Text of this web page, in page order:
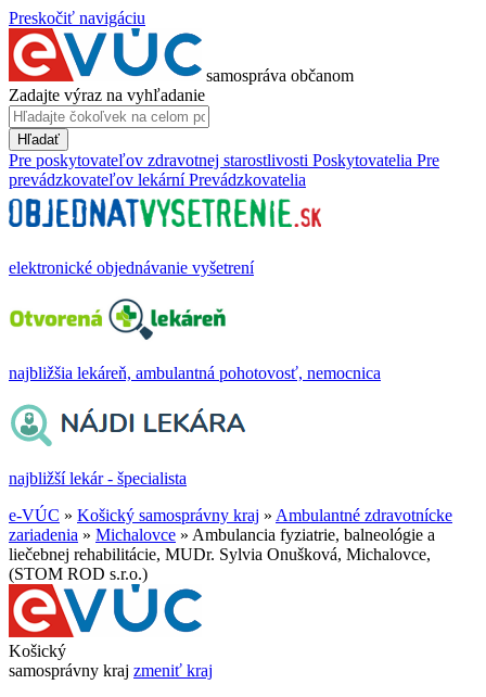
Preskočiť navigáciu
samospráva občanom
Zadajte výraz na vyhľadanie
Hľadať
Pre poskytovateľov zdravotnej starostlivosti Poskytovatelia Pre
prevádzkovateľov lekární Prevádzkovatelia
elektronické objednávanie vyšetrení
najbližšia lekáreň, ambulantná pohotovosť, nemocnica
najbližší lekár - špecialista
e-VÚC » Košický samosprávny kraj » Ambulantné zdravotnícke
zariadenia » Michalovce » Ambulancia fyziatrie, balneológie a
liečebnej rehabilitácie, MUDr. Sylvia Onušková, Michalovce,
(STOM ROD s.r.o.)
Košický
samosprávny kraj zmeniť kraj